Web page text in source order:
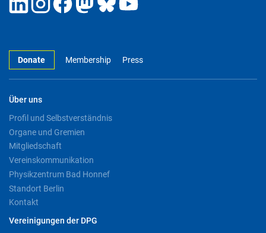
Donate Membership Press
Über uns
Profil und Selbstverständnis
Organe und Gremien
Mitgliedschaft
Vereinskommunikation
Physikzentrum Bad Honnef
Standort Berlin
Kontakt
Vereinigungen der DPG